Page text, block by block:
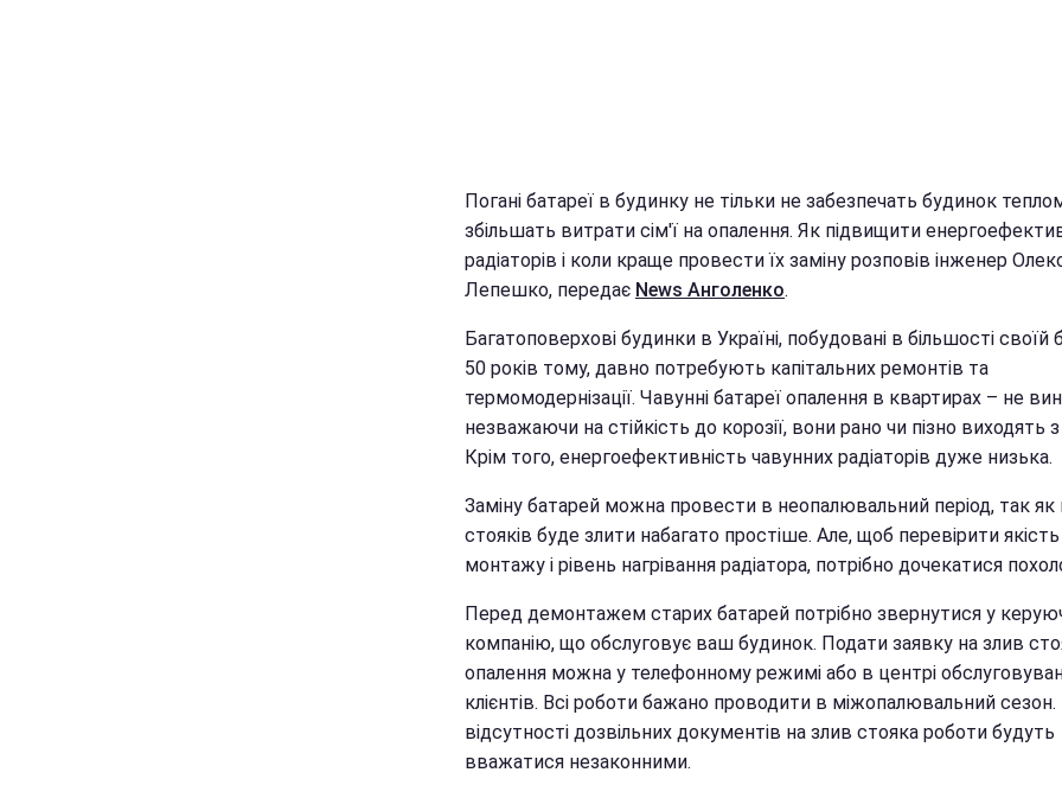
Погані батареї в будинку не тільки не забезпечать будинок
збільшать витрати сім'ї на опалення. Як підвищити
радіаторів і коли краще провести їх заміну розповів інженер
Лепешко, передає News Анголенко.
Багатоповерхові будинки в Україні, побудовані в більшості своїй
50 років тому, давно потребують капітальних ремонтів та
термомодернізації. Чавунні батареї опалення в квартирах – не
незважаючи на стійкість до корозії, вони рано чи пізно виходять з
Крім того, енергоефективність чавунних радіаторів дуже низька.
Заміну батарей можна провести в неопалювальний період, так як
стояків буде злити набагато простіше. Але, щоб перевірити якість
монтажу і рівень нагрівання радіатора, потрібно дочекатися
Перед демонтажем старих батарей потрібно звернутися у
компанію, що обслуговує ваш будинок. Подати заявку на злив
опалення можна у телефонному режимі або в центрі
клієнтів. Всі роботи бажано проводити в міжопалювальний
відсутності дозвільних документів на злив стояка роботи будуть
вважатися незаконними.